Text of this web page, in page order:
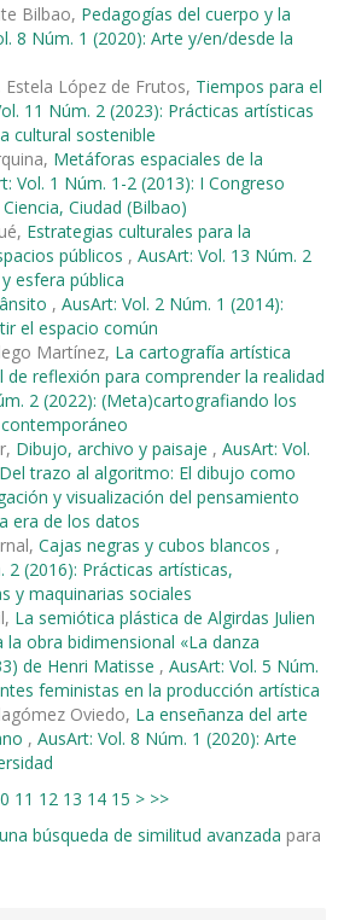
Bilbao, Pedagogías del cuerpo y la
8 Núm. 1 (2020): Arte y/en/desde la
Estela López de Frutos, Tiempos para el
11 Núm. 2 (2023): Prácticas artísticas
cultural sostenible
Metáforas espaciales de la
Vol. 1 Núm. 1-2 (2013): I Congreso
Ciudad (Bilbao)
Estrategias culturales para la
públicos , AusArt: Vol. 13 Núm. 2
esfera pública
, AusArt: Vol. 2 Núm. 1 (2014):
el espacio común
Martínez, La cartografía artística
reflexión para comprender la realidad
2 (2022): (Meta)cartografiando los
Dibujo, archivo y paisaje , AusArt: Vol.
trazo al algoritmo: El dibujo como
y visualización del pensamiento
era de los datos
Cajas negras y cubos blancos ,
2 (2016): Prácticas artísticas,
y maquinarias sociales
La semiótica plástica de Algirdas Julien
la obra bidimensional «La danza
de Henri Matisse , AusArt: Vol. 5 Núm.
feministas en la producción artística
Oviedo, La enseñanza del arte
, AusArt: Vol. 8 Núm. 1 (2020): Arte
11 12 13 14 15 > >>
búsqueda de similitud avanzada para